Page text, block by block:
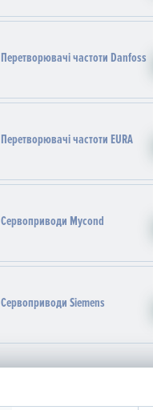
Перетворювачі частоти Danfoss
Перетворювачі частоти EURA
Сервоприводи Mycond
Сервоприводи Siemens